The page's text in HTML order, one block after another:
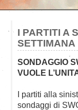
I PARTITI A
SETTIMANA
SONDAGGIO
VUOLE
I partiti alla
sondaggi di